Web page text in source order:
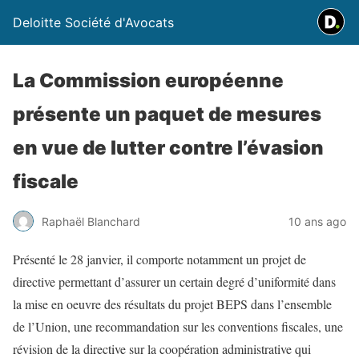
Deloitte Société d'Avocats
La Commission européenne
présente un paquet de mesures
en vue de lutter contre l’évasion
fiscale
Raphaël Blanchard 10 ans ago
Présenté le 28 janvier, il comporte notamment un projet de
directive permettant d’assurer un certain degré d’uniformité dans
la mise en oeuvre des résultats du projet BEPS dans l’ensemble
de l’Union, une recommandation sur les conventions fiscales, une
révision de la directive sur la coopération administrative qui